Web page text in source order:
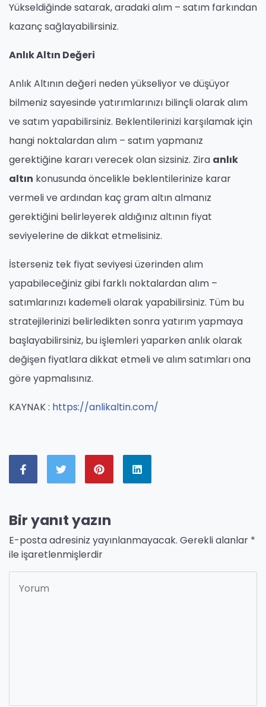
Yükseldiğinde satarak, aradaki alım – satım farkından
kazanç sağlayabilirsiniz.
Anlık Altın Değeri
Anlık Altının değeri neden yükseliyor ve düşüyor
bilmeniz sayesinde yatırımlarınızı bilinçli olarak alım
ve satım yapabilirsiniz. Beklentilerinizi karşılamak için
hangi noktalardan alım – satım yapmanız
gerektiğine kararı verecek olan sizsiniz. Zira anlık
altın konusunda öncelikle beklentilerinize karar
vermeli ve ardından kaç gram altın almanız
gerektiğini belirleyerek aldığınız altının fiyat
seviyelerine de dikkat etmelisiniz.
İsterseniz tek fiyat seviyesi üzerinden alım
yapabileceğiniz gibi farklı noktalardan alım –
satımlarınızı kademeli olarak yapabilirsiniz. Tüm bu
stratejilerinizi belirledikten sonra yatırım yapmaya
başlayabilirsiniz, bu işlemleri yaparken anlık olarak
değişen fiyatlara dikkat etmeli ve alım satımları ona
göre yapmalısınız.
KAYNAK : https://anlikaltin.com/
Bir yanıt yazın
E-posta adresiniz yayınlanmayacak. Gerekli alanlar *
ile işaretlenmişlerdir